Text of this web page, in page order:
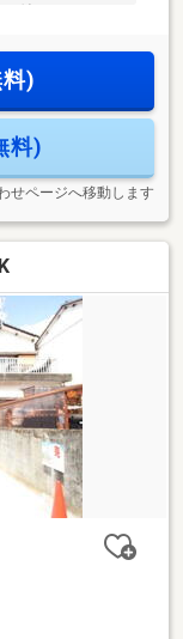
入時の住宅ロ
らお好きなタイ
、心よりお待
)
料)
せページへ移動します